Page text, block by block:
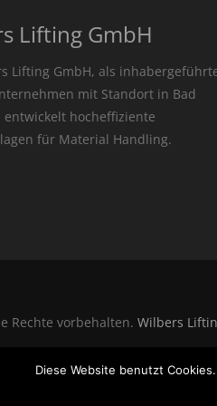
Lifting GmbH
Lifting GmbH, als
mit Standort in Bad
entwickelt hocheffiziente
für Material Handling.
Rechte vorbehalten. Wilbers
Diese Website benutzt